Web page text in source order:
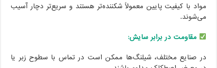
مواد با کیفیت پایین معمولاً شکننده‌تر هستند و سریع‌تر دچار آسیب
می‌شوند.
مقاومت در برابر سایش:
در صنایع مختلف، شیلنگ‌ها ممکن است در تماس با سطوح زبر یا